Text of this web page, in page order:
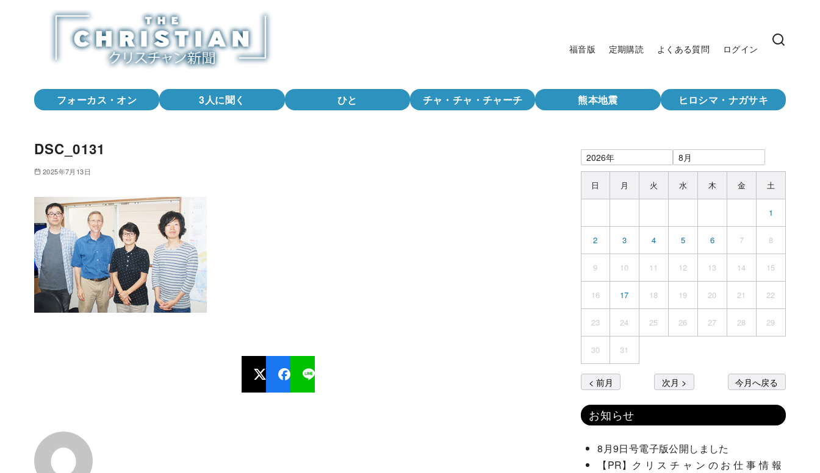
福音版 定期購読 よくある質問 ログイン
フォーカス・オン 3人に聞く ひと チャ・チャ・チャーチ 熊本地震 ヒロシマ・ナガサキ
DSC_0131
2025年7月13日
日 月 火 水 木 金 土
1
2 3 4 5 6 7 8
9 10 11 12 13 14 15
16 17 18 19 20 21 22
23 24 25 26 27 28 29
30 31
< 前月 次月 > 今月へ戻る
お知らせ
8月9日号電子版公開しました
【PR】ク リ ス チ ャ ン の お 仕 事 情 報